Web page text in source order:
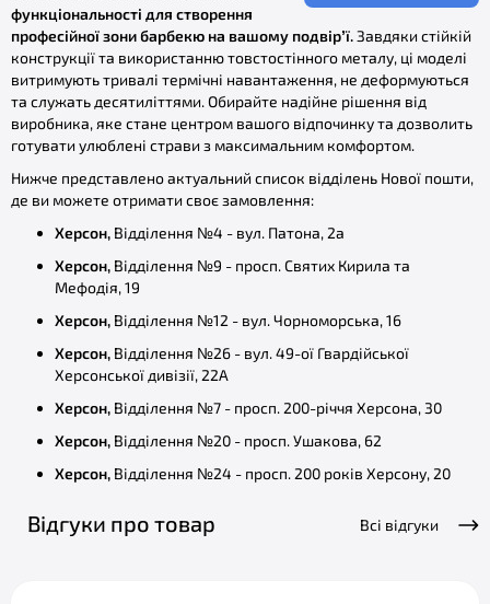
функціональності для створення
професійної зони барбекю на вашому подвір’ї.Завдяки стійкій
конструкції та використанню товстостінного металу, ці моделі
витримують тривалі термічні навантаження, не деформуються
та служать десятиліттями. Обирайте надійне рішення від
виробника, яке стане центром вашого відпочинку та дозволить
готувати улюблені страви з максимальним комфортом.
Нижче представлено актуальний список відділень Нової пошти,
де ви можете отримати своє замовлення:
Херсон, Відділення №4 - вул. Патона, 2а
Херсон, Відділення №9 - просп. Святих Кирила та
Мефодія, 19
Херсон, Відділення №12 - вул. Чорноморська, 16
Херсон, Відділення №26 - вул. 49-ої Гвардійської
Херсонської дивізії, 22А
Херсон, Відділення №7 - просп. 200-річчя Херсона, 30
Херсон, Відділення №20 - просп. Ушакова, 62
Херсон, Відділення №24 - просп. 200 років Херсону, 20
Відгуки про товар Всі відгуки